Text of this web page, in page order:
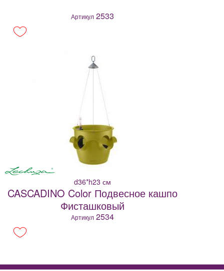
Артикул 2533
d36*h23 см
CASCADINO Color Подвесное кашпо
Фисташковый
Артикул 2534